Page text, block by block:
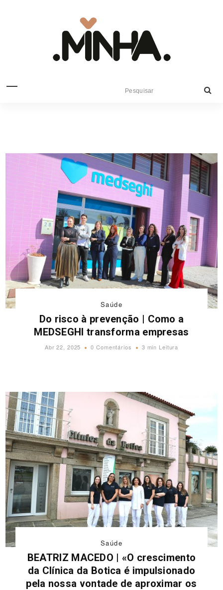
Saúde
Do risco à prevenção | Como a
MEDSEGHI transforma empresas
Abr 22, 2025 0 Comentários 3 min Leitura
Saúde
BEATRIZ MACEDO | «O crescimento
da Clínica da Botica é impulsionado
pela nossa vontade de aproximar os